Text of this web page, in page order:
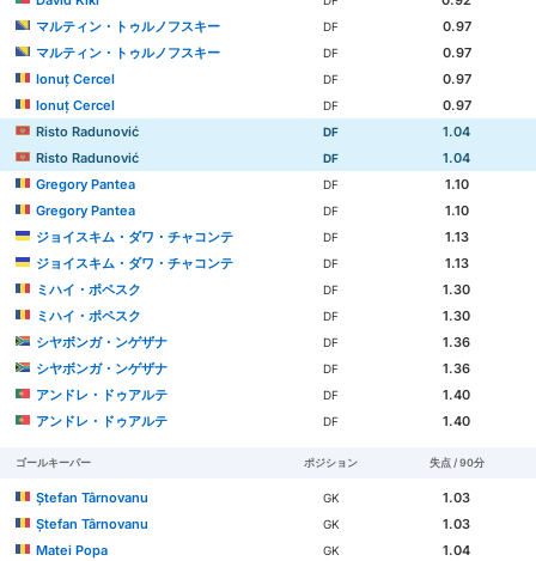
マルティン・トゥルノフスキー
DF
0.97
マルティン・トゥルノフスキー
DF
0.97
Ionuț Cercel
DF
0.97
Ionuț Cercel
DF
0.97
Risto Radunović
DF
1.04
Risto Radunović
DF
1.04
Gregory Pantea
DF
1.10
Gregory Pantea
DF
1.10
ジョイスキム・ダワ・チャコンテ
DF
1.13
ジョイスキム・ダワ・チャコンテ
DF
1.13
ミハイ・ポペスク
DF
1.30
ミハイ・ポペスク
DF
1.30
シヤボンガ・ンゲザナ
DF
1.36
シヤボンガ・ンゲザナ
DF
1.36
アンドレ・ドゥアルテ
DF
1.40
アンドレ・ドゥアルテ
DF 1.40
ゴールキーパー ポジション 失点 / 90分
Ștefan Târnovanu GK
1.03
Ștefan Târnovanu
GK
1.03
Matei Popa
GK
1.04